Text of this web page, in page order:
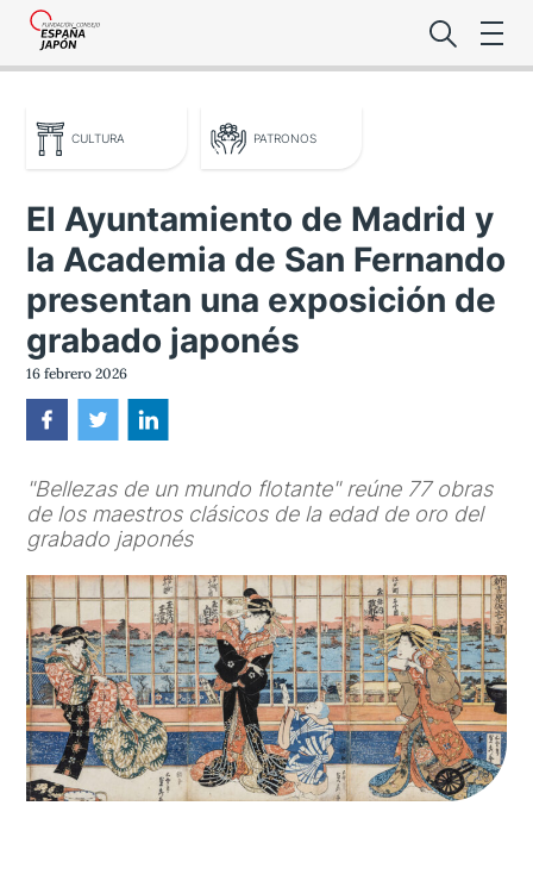
Lo último de la
Foro
Noticias
Aviso legal
de privacidad
Contacta
CULTURA PATRONOS
El Ayuntamiento de Madrid y
la Academia de San Fernando
presentan una exposición de
grabado japonés
16 febrero 2026
"Bellezas de un mundo flotante" reúne 77 obras
de los maestros clásicos de la edad de oro del
grabado japonés